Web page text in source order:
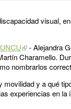
visual,
- Alejandra
Charamello.
nombrarlos
y a qué
experiencias en la